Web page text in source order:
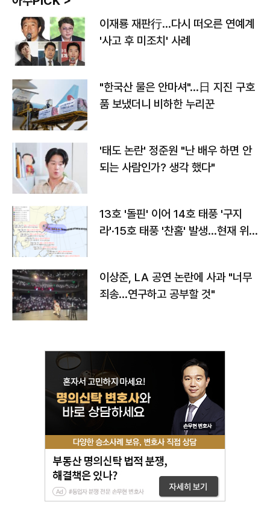
이재룡 재판行…다시 떠오른 연예계
'사고 후 미조치' 사례
"한국산 물은 안마셔"…日 지진 구호
품 보냈더니 비하한 누리꾼
'태도 논란' 정준원 "난 배우 하면 안
되는 사람인가? 생각 했다"
13호 '돌핀' 이어 14호 태풍 '구지
라'·15호 태풍 '찬홈' 발생…현재 위
이상준, LA 공연 논란에 사과 "너무
죄송…연구하고 공부할 것"